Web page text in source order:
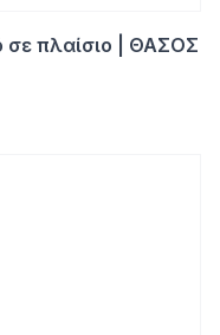
σε πλαίσιο | ΘΑΣΟΣ